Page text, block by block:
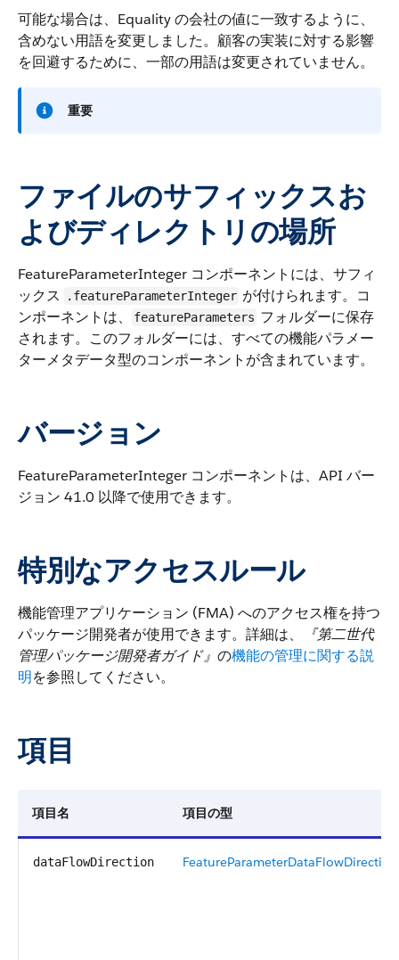
可能な場合は、Equality の会社の値に一致するように、
含めない用語を変更しました。顧客の実装に対する影響
を回避するために、一部の用語は変更されていません。
重要
ファイルのサフィックスお
よびディレクトリの場所
FeatureParameterInteger コンポーネントには、サフィ
ックス
.featureParameterInteger が付けられます。コ
ンポーネントは、
featureParameters フォルダーに保存
されます。このフォルダーには、すべての機能パラメー
ターメタデータ型のコンポーネントが含まれています。
バージョン
FeatureParameterInteger コンポーネントは、API バー
ジョン 41.0 以降で使用できます。
特別なアクセスルール
機能管理アプリケーション (FMA) へのアクセス権を持つ
パッケージ開発者が使用できます。詳細は、
『第二世代
管理パッケージ開発者ガイド』 の機能の管理に関する説
明を参照してください。
項目
項目名 項目の型
dataFlowDirection FeatureParameterDataFlowDirection